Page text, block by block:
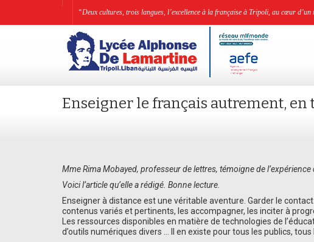
“Deux cultures, trois langues, l’excellence à la française à Tripoli, au cœur d’un
Enseigner le français autrement,
Mme Rima Mobayed, professeur de lettres, témoigne de
Voici l’article qu’elle a rédigé. Bonne lecture.
Enseigner à distance est une véritable aventure. Garder le
contenus variés et pertinents, les accompagner, les inciter à
Les ressources disponibles en matière de technologies de
d’outils numériques divers … Il en existe pour tous les publics,